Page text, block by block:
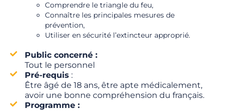
Comprendre le triangle du feu,
Connaître les principales mesures de
prévention,
Utiliser en sécurité l’extincteur approprié.
Public concerné :
Tout le personnel
Pré-requis :
Être âgé de 18 ans, être apte médicalement,
avoir une bonne compréhension du français.
Programme :